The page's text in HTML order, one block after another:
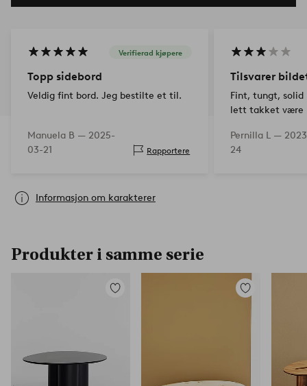
Verifierad kjøpere
Topp sidebord
Veldig fint bord. Jeg bestilte et til.
Manuela B — 2025-
03-21
Rapportere
Tilsvarer
Fint, tungt,
lett takket være
ustabilt for en
mot.
Pernilla L —
24
Informasjon om karakterer
Produkter i samme serie
Legg
Legg